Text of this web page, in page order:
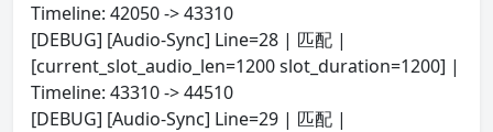
Timeline: 42050 -> 43310
[DEBUG] [Audio-Sync] Line=28 | 匹配 |
[current_slot_audio_len=1200 slot_duration=1200] |
Timeline: 43310 -> 44510
[DEBUG] [Audio-Sync] Line=29 | 匹配 |